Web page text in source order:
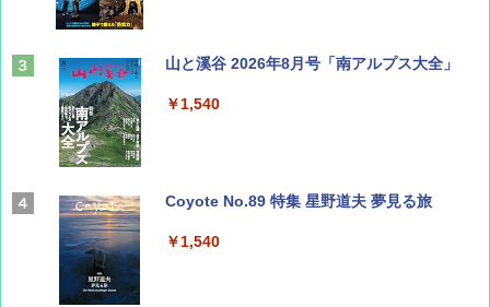
山と溪谷 2026年8月号「南アルプス大全」
￥1,540
Coyote No.89 特集 星野道夫 夢見る旅
￥1,540